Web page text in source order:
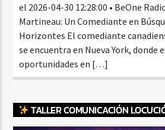
el 2026-04-30 12:28:00 • BeOne
Martineau: Un Comediante en
Horizontes El comediante
se encuentra en Nueva York, donde
oportunidades en […]
TALLER COMUNICACIÓN